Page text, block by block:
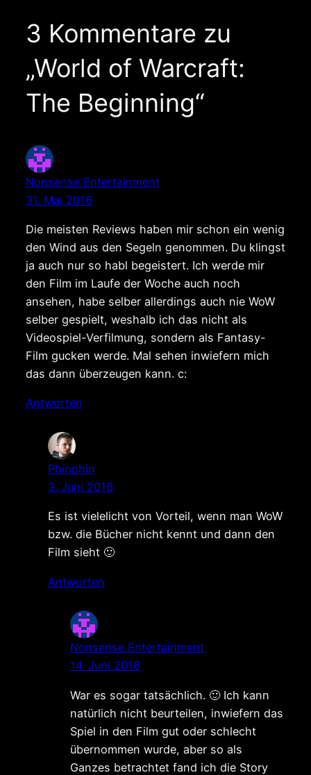
3 Kommentare zu
„World of Warcraft:
The Beginning“
Nonsense Entertainment
31. Mai 2016
Die meisten Reviews haben mir schon ein wenig
den Wind aus den Segeln genommen. Du klingst
ja auch nur so habl begeistert. Ich werde mir
den Film im Laufe der Woche auch noch
ansehen, habe selber allerdings auch nie WoW
selber gespielt, weshalb ich das nicht als
Videospiel-Verfilmung, sondern als Fantasy-
Film gucken werde. Mal sehen inwiefern mich
das dann überzeugen kann. c:
Antworten
Phinphin
3. Juni 2016
Es ist vielelicht von Vorteil, wenn man WoW
bzw. die Bücher nicht kennt und dann den
Film sieht 🙂
Antworten
Nonsense Entertainment
14. Juni 2016
War es sogar tatsächlich. 🙂 Ich kann
natürlich nicht beurteilen, inwiefern das
Spiel in den Film gut oder schlecht
übernommen wurde, aber so als
Ganzes betrachtet fand ich die Story